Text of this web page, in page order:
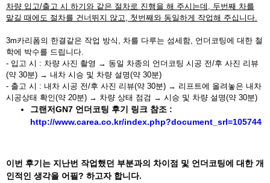
차량 입고/출고 시 하기와 같은 절차로 진행을 해 주시는데, 두번째 차를
맡길 때에도 절차를 건너뛰지 않고, 첫번째와 동일하게 작업해 주십니다.
3m카리폼의 한결같은 작업 방식, 차를 다루는 섬세함, 언더코팅에 대한 철
학에 박수를 드립니다.
- 입고 시 : 차량 사진 촬영 → 동일 차종의 언더코팅 시공 전/후 사진 리뷰
(약 30분) → 내차 시승 및 차량 설명(약 30분)
- 출고 시 : 내차 시공 전/후 사진 리뷰(약 30분) → 리프트에 올려놓은 내차
시공상태 확인(약 20분) → 차량 상태 점검 → 시승 및 차량 설명(약 30분)
그랜저GN7 언더코팅 후기 링크 참조 :
http://www.carea.co.kr/index.php?document_srl=105744
이번 후기는 지난번 작업했던 부분과의 차이점 및 언더코팅에 대한 개
인적인 생각을 어필? 하고자 합니다.